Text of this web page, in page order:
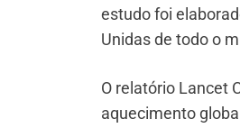
estudo foi
Unidas de todo o
O relatório Lancet
aquecimento